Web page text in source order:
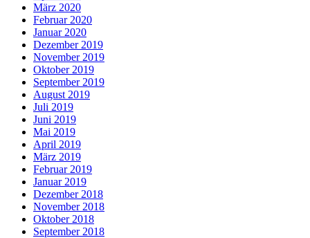
März 2020
Februar 2020
Januar 2020
Dezember 2019
November 2019
Oktober 2019
September 2019
August 2019
Juli 2019
Juni 2019
Mai 2019
April 2019
März 2019
Februar 2019
Januar 2019
Dezember 2018
November 2018
Oktober 2018
September 2018